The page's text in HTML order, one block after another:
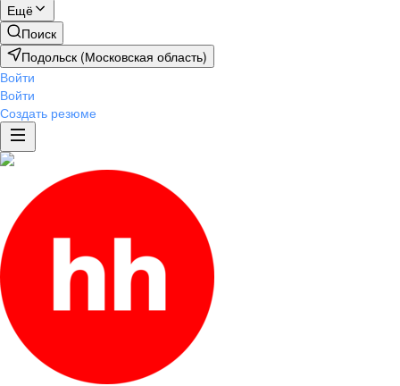
Ещё
Поиск
Подольск (Московская область)
Войти
Войти
Создать резюме